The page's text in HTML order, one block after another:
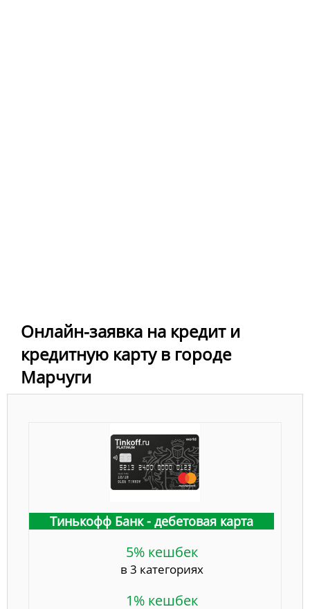
Онлайн-заявка на кредит и
кредитную карту в городе
Марчуги
Тинькофф Банк - дебетовая карта
5% кешбек
в 3 категориях
1% кешбек